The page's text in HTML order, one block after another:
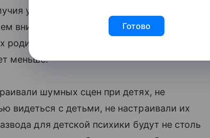
у их детей. Психологи утверждают, что
внимания и понимания к детским
то вероятность возникновения
меньше.
шумных сцен при детях, не
видеться с детьми, не настраивали их
для детской психики будут не столь
Готово